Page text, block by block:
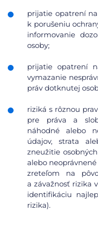
prijatie opatrení
k porušeniu
informovanie
osoby;
prijatie opatrení
vymazanie
práv dotknutej
riziká s rôznou
pre práva a
náhodné alebo
údajov, strata
zneužitie
alebo
zreteľom na
a závažnosť rizika
identifikáciu
rizika).